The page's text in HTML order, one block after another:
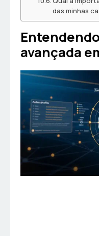
das minhas
avançada